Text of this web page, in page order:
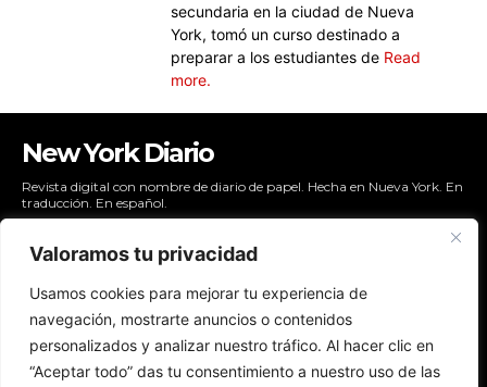
Valoramos tu privacidad
Usamos cookies para mejorar tu experiencia de
navegación, mostrarte anuncios o contenidos
personalizados y analizar nuestro tráfico. Al hacer clic en
“Aceptar todo” das tu consentimiento a nuestro uso de las
secundaria en la ciudad de Nueva
York, tomó un curso destinado a
preparar a los estudiantes de Read
more.
New York Diario
Revista digital con nombre de diario de papel. Hecha en Nueva York. En
traducción. En español.
NYDIARIO
NEWSLETTER
POLÍTICAS DE PRIVACIDAD
CONTACTO